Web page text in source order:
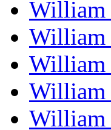
William
William
William
William
William